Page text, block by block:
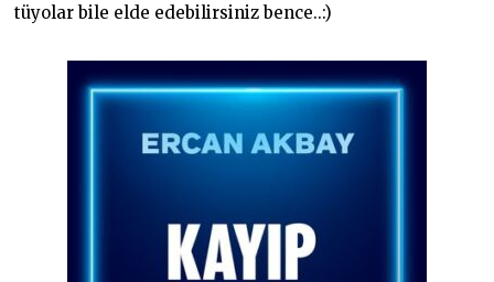
tüyolar bile elde edebilirsiniz bence..:)